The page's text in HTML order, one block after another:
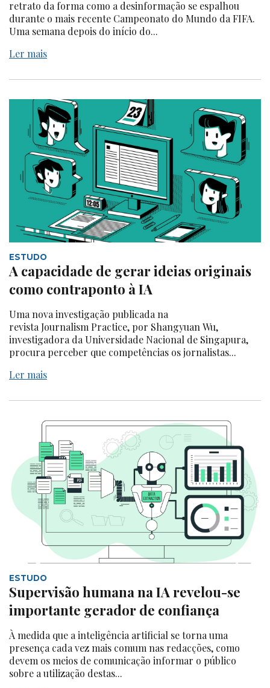
retrato da forma como a desinformação se espalhou
durante o mais recente Campeonato do Mundo da FIFA.
Uma semana depois do início do...
Ler mais
ESTUDO
A capacidade de gerar ideias originais
como contraponto à IA
Uma nova investigação publicada na
revista Journalism Practice, por Shangyuan Wu,
investigadora da Universidade Nacional de Singapura,
procura perceber que competências os jornalistas...
Ler mais
ESTUDO
Supervisão humana na IA revelou-se
importante gerador de confiança
À medida que a inteligência artificial se torna uma
presença cada vez mais comum nas redacções, como
devem os meios de comunicação informar o público
sobre a utilização destas...